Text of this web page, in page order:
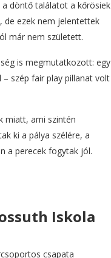
döntő találatot a kőrösiek
de ezek nem jelentettek
már nem született.
is megmutatkozott: egy
szép fair play pillanat volt
miatt, ami szintén
ki a pálya szélére, a
a perecek fogytak jól.
Iskola
csapata